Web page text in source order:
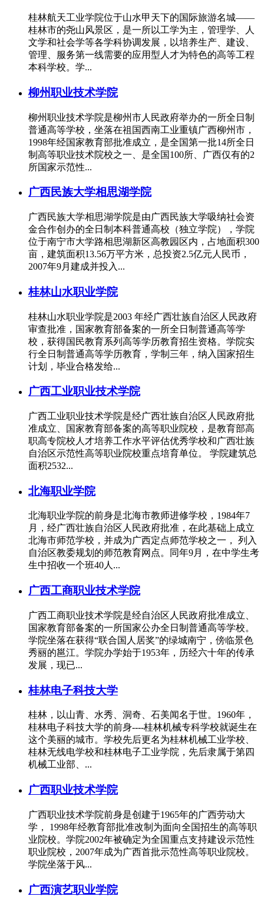
桂林航天工业学院位于山水甲天下的国际旅游名城——
桂林市的尧山风景区，是一所以工学为主，管理学、人
文学和社会学等各学科协调发展，以培养生产、建设、
管理、服务第一线需要的应用型人才为特色的高等工程
本科学校。学...
柳州职业技术学院
柳州职业技术学院是柳州市人民政府举办的一所全日制
普通高等学校，坐落在祖国西南工业重镇广西柳州市，
1998年经国家教育部批准成立，是全国第一批14所全日
制高等职业技术院校之一、是全国100所、广西仅有的2
所国家示范性...
广西民族大学相思湖学院
广西民族大学相思湖学院是由广西民族大学吸纳社会资
金合作创办的全日制本科普通高校（独立学院），学院
位于南宁市大学路相思湖新区高教园区内，占地面积300
亩，建筑面积13.56万平方米，总投资2.5亿元人民币，
2007年9月建成并投入...
桂林山水职业学院
桂林山水职业学院是2003 年经广西壮族自治区人民政府
审查批准，国家教育部备案的一所全日制普通高等学
校，获得国民教育系列高等学历教育招生资格。学院实
行全日制普通高等学历教育，学制三年，纳入国家招生
计划，毕业合格发给...
广西工业职业技术学院
广西工业职业技术学院是经广西壮族自治区人民政府批
准成立、国家教育部备案的高等职业院校，是教育部高
职高专院校人才培养工作水平评估优秀学校和广西壮族
自治区示范性高等职业院校重点培育单位。 学院建筑总
面积2532...
北海职业学院
北海职业学院的前身是北海市教师进修学校，1984年7
月，经广西壮族自治区人民政府批准，在此基础上成立
北海市师范学校，并成为广西定点师范学校之一， 列入
自治区教委规划的师范教育网点。同年9月，在中学生考
生中招收一个班40人...
广西工商职业技术学院
广西工商职业技术学院是经自治区人民政府批准成立、
国家教育部备案的一所国家公办全日制普通高等学校。
学院坐落在获得“联合国人居奖”的绿城南宁，傍临景色
秀丽的邕江。学院办学始于1953年，历经六十年的传承
发展，现已...
桂林电子科技大学
桂林，以山青、水秀、洞奇、石美闻名于世。1960年，
桂林电子科技大学的前身----桂林机械专科学校就诞生在
这个美丽的城市。学校先后更名为桂林机械工业学校、
桂林无线电学校和桂林电子工业学院，先后隶属于第四
机械工业部、...
广西职业技术学院
广西职业技术学院前身是创建于1965年的广西劳动大
学， 1998年经教育部批准改制为面向全国招生的高等职
业院校。学院2002年被确定为全国重点支持建设示范性
职业院校，2007年成为广西首批示范性高等职业院校。
学院坐落于风...
广西演艺职业学院